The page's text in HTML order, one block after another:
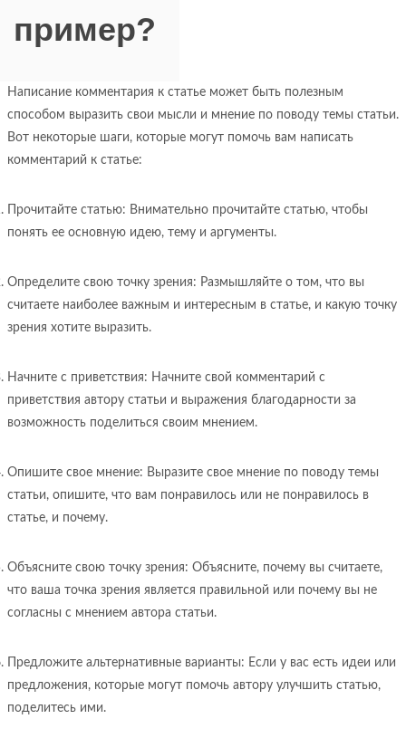
пример?
Написание комментария к статье может быть полезным
способом выразить свои мысли и мнение по поводу темы статьи.
Вот некоторые шаги, которые могут помочь вам написать
комментарий к статье:
Прочитайте статью: Внимательно прочитайте статью, чтобы
понять ее основную идею, тему и аргументы.
Определите свою точку зрения: Размышляйте о том, что вы
считаете наиболее важным и интересным в статье, и какую точку
зрения хотите выразить.
Начните с приветствия: Начните свой комментарий с
приветствия автору статьи и выражения благодарности за
возможность поделиться своим мнением.
Опишите свое мнение: Выразите свое мнение по поводу темы
статьи, опишите, что вам понравилось или не понравилось в
статье, и почему.
Объясните свою точку зрения: Объясните, почему вы считаете,
что ваша точка зрения является правильной или почему вы не
согласны с мнением автора статьи.
Предложите альтернативные варианты: Если у вас есть идеи или
предложения, которые могут помочь автору улучшить статью,
поделитесь ими.